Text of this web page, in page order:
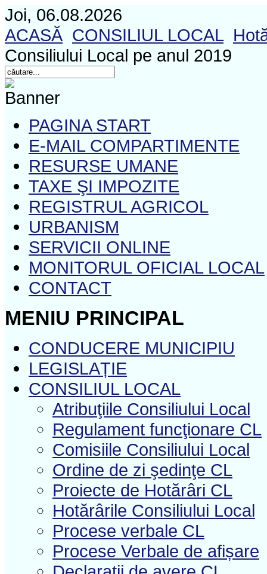
Joi, 06.08.2026
ACASĂ CONSILIUL LOCAL
Consiliului Local pe anul 2019
PAGINA START
E-MAIL COMPARTIMENTE
RESURSE UMANE
TAXE ŞI IMPOZITE
REGISTRUL AGRICOL
URBANISM
SERVICII ONLINE
MONITORUL OFICIAL LOCAL
CONTACT
MENIU PRINCIPAL
CONDUCERE MUNICIPIU
LEGISLAȚIE
CONSILIUL LOCAL
Atribuţiile Consiliului Local
Regulament funcţionare CL
Comisiile Consiliului Local
Ordine de zi şedinţe CL
Proiecte de Hotărâri CL
Hotărârile Consiliului Local
Procese verbale CL
Procese Verbale de afișare